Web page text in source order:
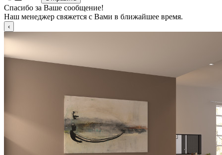
Спасибо за Ваше сообщение!
Наш менеджер свяжется с Вами в ближайшее время.